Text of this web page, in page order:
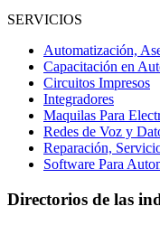
SERVICIOS
Automatización,
Capacitación en
Circuitos Impresos
Integradores
Maquilas Para
Redes de Voz y
Reparación,
Software Para
Directorios de las